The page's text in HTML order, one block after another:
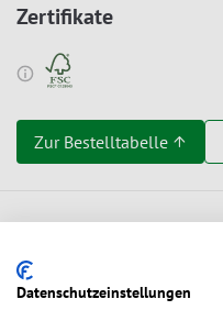
Zertifikate
Zur Bestelltabelle ↑
Datenschutzeinstellungen